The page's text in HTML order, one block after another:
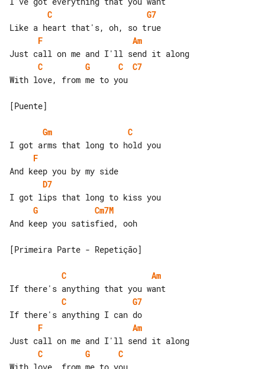
C
G7
F
Am
C
G C
C7
With love, from me to you
[Puente]
Gm
C
F
D7
G
Cm7M
And keep you satisfied, ooh
[Primeira Parte - Repetição]
C
Am
C
G7
F
Am
C
G
C